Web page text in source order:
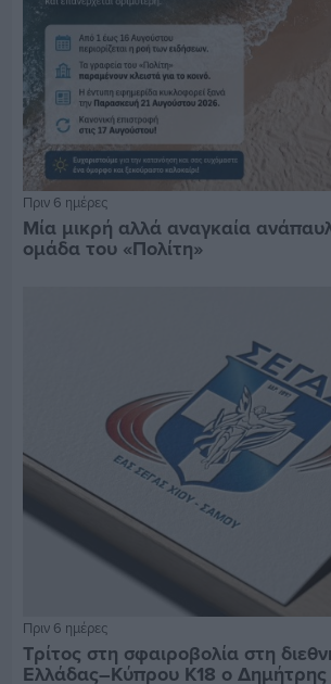
Πριν 6 ημέρες
Μία μικρή αλλά αναγκαία
ομάδα του «Πολίτη»
Πριν 6 ημέρες
Τρίτος στη σφαιροβολία στη
Ελλάδας–Κύπρου Κ18 ο Δημήτρης